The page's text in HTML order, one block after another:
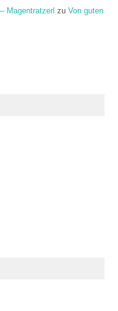
Magentratzerl zuVon guten